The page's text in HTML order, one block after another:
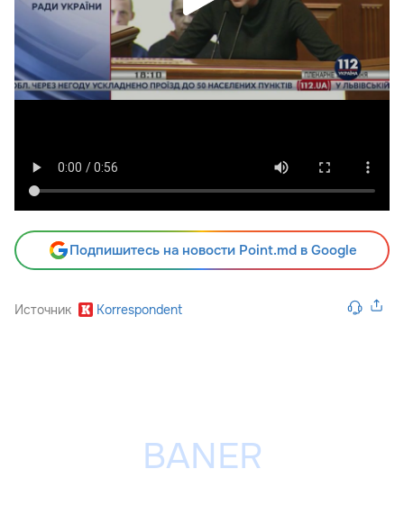
Подпишитесь на новости Point.md в Google
Источник Korrespondent